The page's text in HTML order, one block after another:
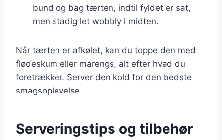
bund og bag tærten, indtil fyldet er sat,
men stadig let wobbly i midten.
Når tærten er afkølet, kan du toppe den med
flødeskum eller marengs, alt efter hvad du
foretrækker. Server den kold for den bedste
smagsoplevelse.
Serveringstips og tilbehør